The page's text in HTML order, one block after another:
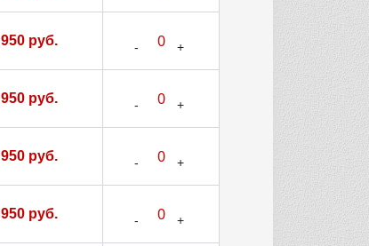
950 руб.
950 руб.
950 руб.
950 руб.